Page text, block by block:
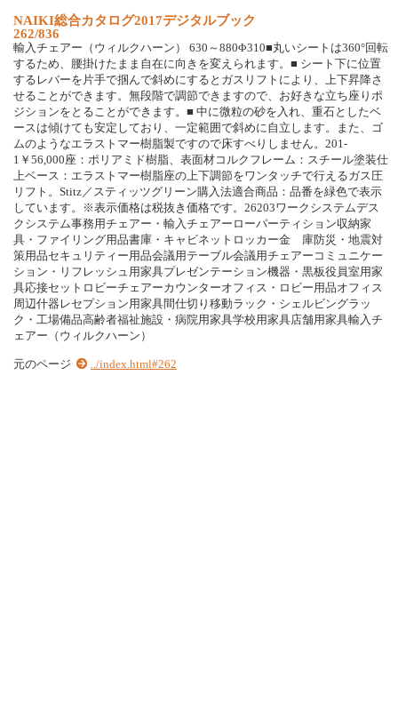
NAIKI総合カタ ログ2017デジタルブック
262/836
輸入チ ェ アー （ ウ ィ ルクハーン ） 630 ～ 880Φ310■丸いシー ト は360°回転
するため、 腰掛けた ま ま 自在に向 き を変 え られま す。 ■ シー ト 下 に位置
する レバーを 片手で掴 んで斜めにする と ガス リ フ ト によ り 、 上 下昇降さ
せるこ と ができ ま す。 無段階で調節でき ま すので、 お好き な立ち座 り ポ
ジシ ョ ンを と るこ と ができ ま す。 ■ 中に微粒の砂を 入れ、 重石 と し たベ
ースは傾けて も安定 してお り 、 一定範囲で斜めに自 立 し ま す。 ま た、 ゴ
ムのよ う なエラ ス ト マー樹脂製ですので床すべり し ま せん。 201-
1 ￥ 56,000座 ： ポ リ ア ミ ド樹脂、 表面材コ ルク フ レーム ： スチール塗装仕
上ベース ： エラ ス ト マー樹脂座の上 下調節をワ ンタ ッチで行え るガス圧
リ フ ト 。 Stitz／ ステ ィ ッ ツグ リ ーン購入法適合商品 ： 品番を緑色で表示
していま す。 ※表示価格は税抜 き 価格です。 26203ワ ーク システムデス
ク システム事務用チ ェ アー ・ 輸入チ ェ アー ロ ーパーテ ィ シ ョ ン収納家
具 ・ フ ァイ リ ング用品書庫 ・ キ ャ ビネ ッ ト ロ ッ カ ー金 庫防災 ・ 地震対
策用品セキ ュ リ テ ィ ー用品会議用 テーブル会議用チ ェ アー コ ミ ュ ニケー
シ ョ ン ・ リ フ レ ッ シ ュ 用家具プレゼンテーシ ョ ン機器 ・ 黒板役員室用家
具応接セ ッ ト ロ ビーチ ェ アーカ ウ ンタ ーオフ ィ ス ・ ロ ビー用品オフ ィ ス
周 辺什器 レセプシ ョ ン用家具間仕切 り 移動ラ ッ ク ・ シ ェ ル ビングラ ッ
ク ・ 工場備品高齢者福祉施設 ・ 病 院用家具学校用家具店舗用家具輸入チ
ェ アー （ ウ ィ ルクハーン ）
元のページ ../index.html#262